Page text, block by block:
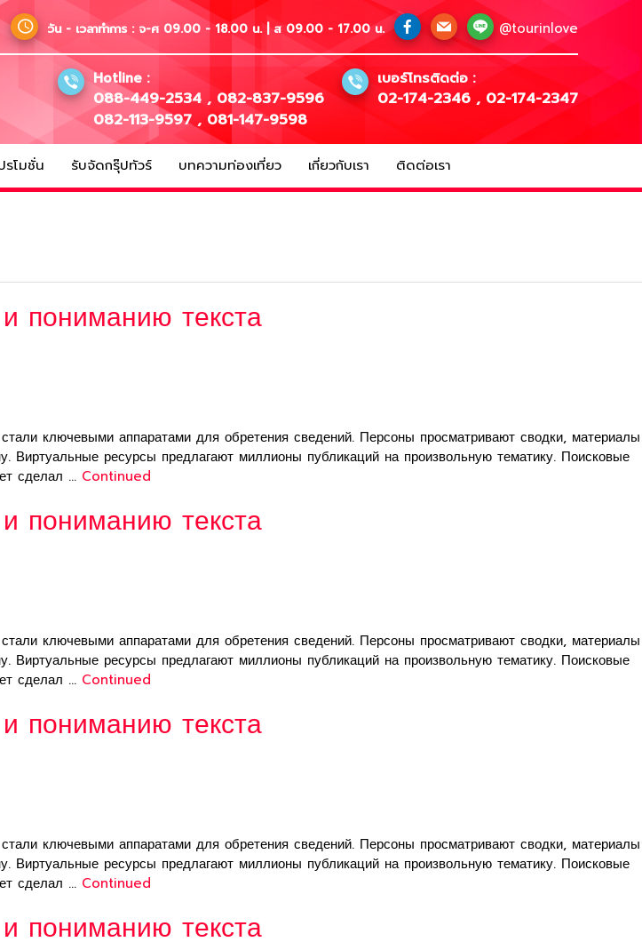
วัน - เวลาทำการ : จ-ศ 09.00 - 18.00 น. | ส 09.00 - 17.00 น. @tourinlove
Hotline :
088-449-2534 , 082-837-9596
082-113-9597, 081-147-9598
เบอร์โทรติดต่อ :
02-174-2346 , 02-174-2347
รโมชั่น รับจัดกรุ๊ปทัวร์ บทความท่องเที่ยว เกี่ยวกับเรา
ติดต่อเรา
пониманию текста
ключевыми аппаратами для обретения сведений. Персоны просматривают сводки, материалы
ресурсы предлагают миллионы публикаций на произвольную тематику. Поисковые
сделал … Continued
пониманию текста
ключевыми аппаратами для обретения сведений. Персоны просматривают сводки, материалы
ресурсы предлагают миллионы публикаций на произвольную тематику. Поисковые
сделал … Continued
пониманию текста
ключевыми аппаратами для обретения сведений. Персоны просматривают сводки, материалы
ресурсы предлагают миллионы публикаций на произвольную тематику. Поисковые
сделал … Continued
пониманию текста